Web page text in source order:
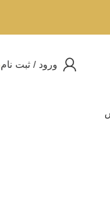
ورود / ثبت نام